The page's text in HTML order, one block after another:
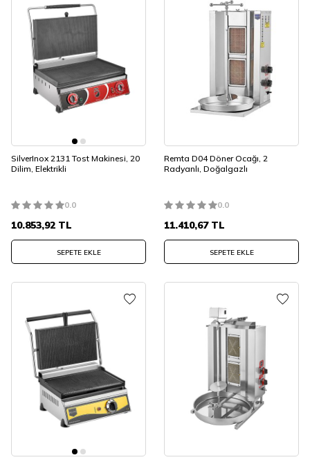
SilverInox 2131 Tost Makinesi, 20
Dilim, Elektrikli
0.0
10.853,92 TL
SEPETE EKLE
Remta D04 Döner Ocağı, 2
Radyanlı, Doğalgazlı
0.0
11.410,67TL
SEPETE EKLE